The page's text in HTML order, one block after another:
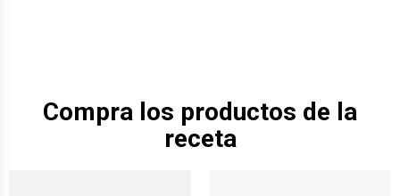
Compra los productos de la
receta